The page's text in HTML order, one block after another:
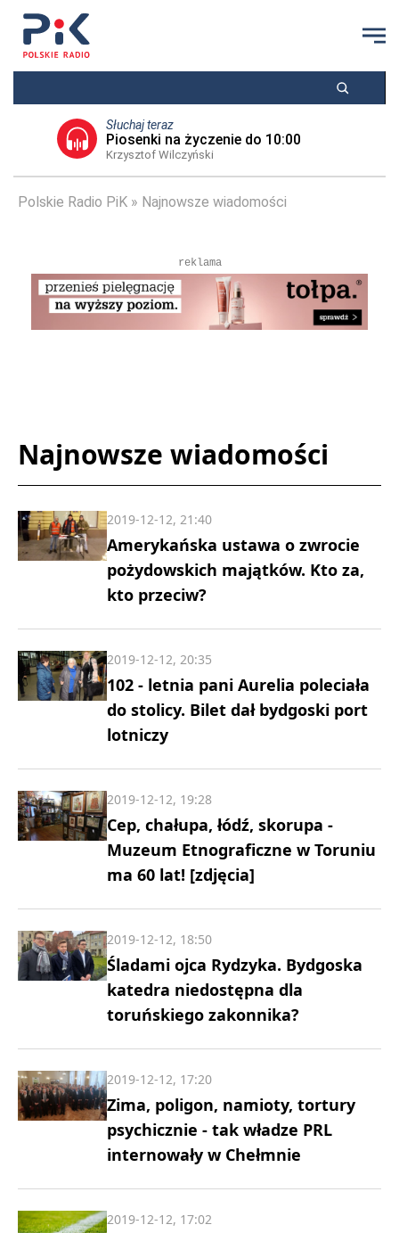
Słuchaj teraz
Piosenki na życzenie do 10:00
Krzysztof Wilczyński
Polskie Radio PiK Najnowsze wiadomości
reklama
Najnowsze wiadomości
Amerykańska ustawa o zwrocie
pożydowskich majątków. Kto za,
kto przeciw?
2019-12-12, 21:40
102 - letnia pani Aurelia poleciała
do stolicy. Bilet dał bydgoski port
lotniczy
2019-12-12, 20:35
Cep, chałupa, łódź, skorupa -
Muzeum Etnograficzne w Toruniu
ma 60 lat! [zdjęcia]
2019-12-12, 19:28
Śladami ojca Rydzyka. Bydgoska
katedra niedostępna dla
toruńskiego zakonnika?
2019-12-12, 18:50
Zima, poligon, namioty, tortury
psychicznie - tak władze PRL
internowały w Chełmnie
2019-12-12, 17:20
2019-12-12, 17:02